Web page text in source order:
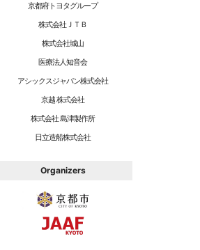
京都府トヨタグループ
株式会社ＪＴＢ
株式会社城山
医療法人知音会
アシックスジャパン株式会社
京越 株式会社
株式会社 島津製作所
日立造船株式会社
Organizers